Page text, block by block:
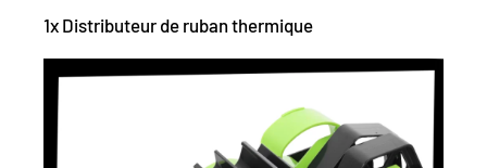
1x Distributeur de ruban thermique